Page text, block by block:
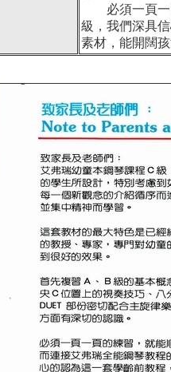
必須一頁一
級，我們深具
素材，能開闊